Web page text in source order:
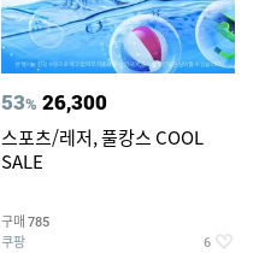
53% 26,300
스포츠/레저, 풀캉스 COOL
SALE
구매 785
쿠팡 6